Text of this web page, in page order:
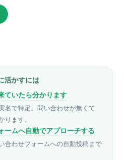
活かすには
ていたら分かります
名で特定。問い合わせが無くて
ます。
ームへ自動でアプローチする
合わせフォームへの自動投稿まで